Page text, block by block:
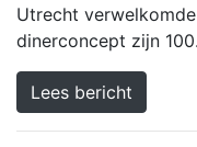
Utrecht
dinerconcept zijn
Lees bericht